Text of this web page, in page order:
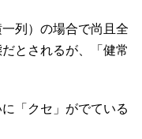
列）の場合で尚且全
とされるが、「健常
「クセ」がでている